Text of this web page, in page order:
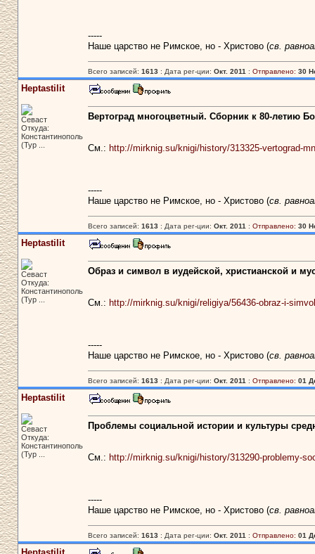
-----
Наше царство не Римское, но - Христово (св.
Всего записей: 1613: Дата рег-ции: Окт. 2011 : Отправлено: 30
Heptastilit
Севаст
Откуда:
Константинополь
(Тур ...
Вертоград многоцветный. Сборник к 80-летию
См.: http://mirknig.su/knigi/history/313325-vertograd-
-----
Наше царство не Римское, но - Христово (св.
Всего записей: 1613: Дата рег-ции: Окт. 2011 : Отправлено: 30
Heptastilit
Севаст
Откуда:
Константинополь
(Тур ...
Образ и символ в иудейской, христианской и
См.: http://mirknig.su/knigi/religiya/56436-obraz-i-
-----
Наше царство не Римское, но - Христово (св.
Всего записей: 1613: Дата рег-ции: Окт. 2011 : Отправлено: 01
Heptastilit
Севаст
Откуда:
Константинополь
(Тур ...
Проблемы социальной истории и культуры
См.: http://mirknig.su/knigi/history/313290-problemy-
-----
Наше царство не Римское, но - Христово (св.
Всего записей: 1613: Дата рег-ции: Окт. 2011 : Отправлено: 01